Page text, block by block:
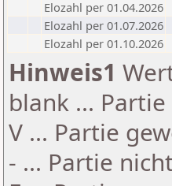
Elozahl per 01.04.2026
Elozahl per 01.07.2026
Elozahl per 01.10.2026
Hinweis1
blank ...
V ... Partie
- ... Partie